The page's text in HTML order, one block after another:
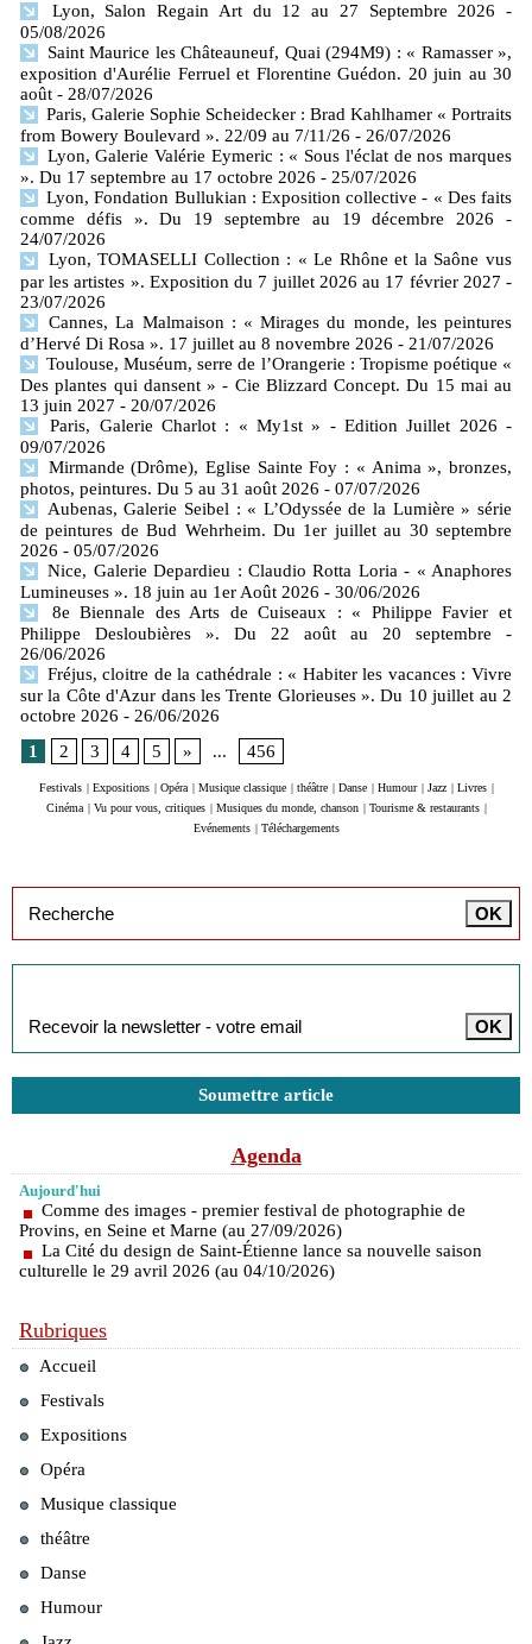
Lyon, Salon Regain Art du 12 au 27 Septembre 2026
-
05/08/2026
Saint Maurice les Châteauneuf, Quai (294M9) : « Ramasser »,
exposition d'Aurélie Ferruel et Florentine Guédon. 20 juin au 30
août - 28/07/2026
Paris, Galerie Sophie Scheidecker : Brad Kahlhamer « Portraits
from Bowery Boulevard ». 22/09 au 7/11/26 - 26/07/2026
Lyon, Galerie Valérie Eymeric : « Sous l'éclat de nos marques
». Du 17 septembre au 17 octobre 2026 - 25/07/2026
Lyon, Fondation Bullukian : Exposition collective - « Des faits
comme défis ». Du 19 septembre au 19 décembre 2026
-
24/07/2026
Lyon, TOMASELLI Collection : « Le Rhône et la Saône vus
par les artistes ». Exposition du 7 juillet 2026 au 17 février 2027 -
23/07/2026
Cannes, La Malmaison : « Mirages du monde, les peintures
d’Hervé Di Rosa ». 17 juillet au 8 novembre 2026 - 21/07/2026
Toulouse, Muséum, serre de l’Orangerie : Tropisme poétique «
Des plantes qui dansent » - Cie Blizzard Concept. Du 15 mai au
13 juin 2027 - 20/07/2026
Paris, Galerie Charlot : « My1st » - Edition Juillet 2026 -
09/07/2026
Mirmande (Drôme), Eglise Sainte Foy : « Anima », bronzes,
photos, peintures. Du 5 au 31 août 2026 - 07/07/2026
Aubenas, Galerie Seibel : « L’Odyssée de la Lumière » série
de peintures de Bud Wehrheim. Du 1er juillet au 30 septembre
2026 - 05/07/2026
Nice, Galerie Depardieu : Claudio Rotta Loria - « Anaphores
Lumineuses ». 18 juin au 1er Août 2026 - 30/06/2026
8e Biennale des Arts de Cuiseaux : « Philippe Favier et
Philippe Desloubières ». Du 22 août au 20 septembre
-
26/06/2026
Fréjus, cloitre de la cathédrale : « Habiter les vacances : Vivre
sur la Côte d'Azur dans les Trente Glorieuses ». Du 10 juillet au 2
octobre 2026 - 26/06/2026
1
2 3 4 5 » ... 456
Festivals | Expositions | Opéra | Musique classique | théâtre | Danse | Humour | Jazz | Livres |
Cinéma | Vu pour vous, critiques | Musiques du monde, chanson | Tourisme & restaurants |
Evénements | Téléchargements
Soumettre article
Agenda
Aujourd'hui
Comme des images - premier festival de photographie de
Provins, en Seine et Marne (au 27/09/2026)
La Cité du design de Saint-Étienne lance sa nouvelle saison
culturelle le 29 avril 2026 (au 04/10/2026)
Rubriques
Accueil
Festivals
Expositions
Opéra
Musique classique
théâtre
Danse
Humour